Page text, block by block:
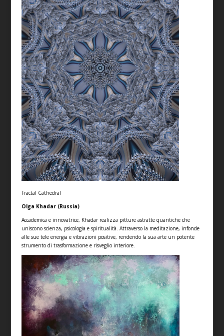
Fractal Cathedral
Olga Khadar (Russia)
Accademica e innovatrice, Khadar realizza pitture astratte quantiche che
uniscono scienza, psicologia e spiritualità. Attraverso la meditazione, infonde
alle sue tele energia e vibrazioni positive, rendendo la sua arte un potente
strumento di trasformazione e risveglio interiore.